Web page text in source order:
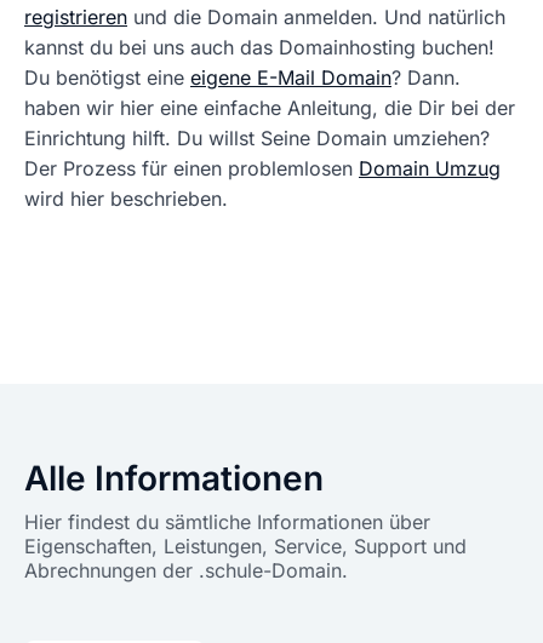
registrieren und die Domain anmelden. Und natürlich
kannst du bei uns auch das Domainhosting buchen!
Du benötigst eine eigene E-Mail Domain? Dann.
haben wir hier eine einfache Anleitung, die Dir bei der
Einrichtung hilft. Du willst Seine Domain umziehen?
Der Prozess für einen problemlosen Domain Umzug
wird hier beschrieben.
Alle Informationen
Hier findest du sämtliche Informationen über
Eigenschaften, Leistungen, Service, Support und
Abrechnungen der .schule-Domain.